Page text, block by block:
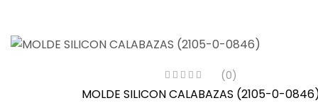
(0)
MOLDE SILICON CALABAZAS (2105-0-